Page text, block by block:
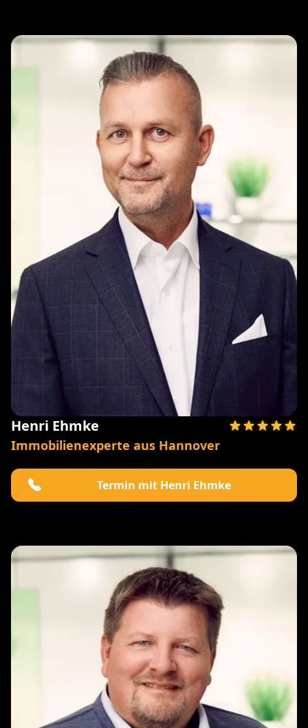
Henri Ehmke
Immobilienexperte aus Hannover
Termin mit Henri Ehmke